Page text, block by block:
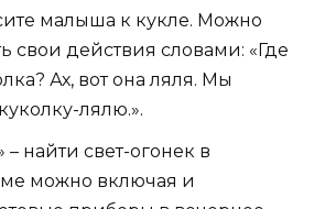
малыша к кукле. Можно
свои действия словами: «Где
Ах, вот она ляля. Мы
лялю.».
– найти свет-огонек в
можно включая и